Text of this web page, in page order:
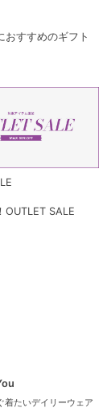
おすすめのギフト
OUTLET SALE
着たいデイリーウェア